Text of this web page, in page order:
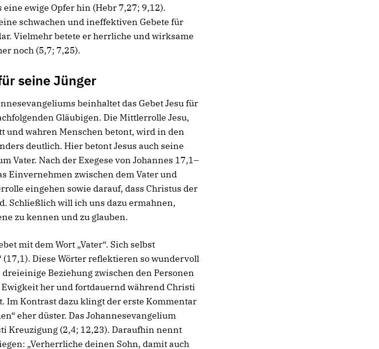
eine ewige Opfer hin (Hebr 7,27; 9,12).
schwachen und ineffektiven Gebete für
Vielmehr betete er herrliche und wirksame
noch (5,7; 7,25).
seine Jünger
beinhaltet das Gebet Jesu für
Gläubigen. Die Mittlerrolle Jesu,
und wahren Menschen betont, wird in den
deutlich. Hier betont Jesus auch seine
Vater. Nach der Exegese von Johannes 17,1–
Einvernehmen zwischen dem Vater und
eingehen sowie darauf, dass Christus der
Schließlich will ich uns dazu ermahnen,
zu kennen und zu glauben.
mit dem Wort „Vater“. Sich selbst
(17,1). Diese Wörter reflektieren so wundervoll
Beziehung zwischen den Personen
Ewigkeit her und fortdauernd während Christi
Im Kontrast dazu klingt der erste Kommentar
eher düster. Das Johannesevangelium
Kreuzigung (2,4; 12,23). Daraufhin nennt
„Verherrliche deinen Sohn, damit auch